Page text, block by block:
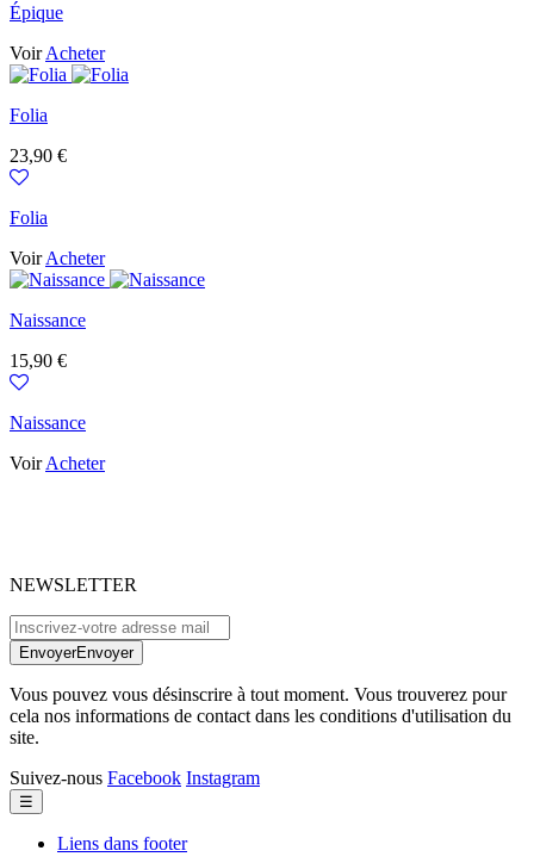
Épique
VoirAcheter
Folia
Prix
23,90 €
Folia
VoirAcheter
Naissance
Prix
15,90 €
Naissance
VoirAcheter
NEWSLETTER
EnvoyerEnvoyer
Vous pouvez vous désinscrire à tout moment. Vous trouverez pour
cela nos informations de contact dans les conditions d'utilisation du
site.
Suivez-nous Facebook Instagram
Basculer
la
navigation
☰
Liens dans footer